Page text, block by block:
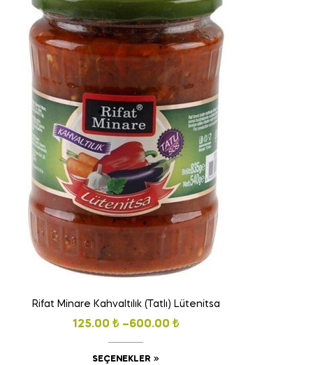
Rifat Minare Kahvaltılık (Tatlı) Lütenitsa
125.00 ₺ –600.00 ₺
SEÇENEKLER